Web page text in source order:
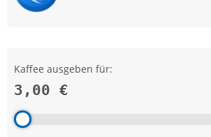
Kaffee ausgeben für:
3,00 €